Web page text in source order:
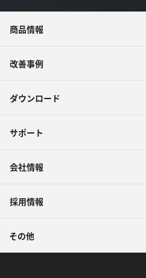
商品情報
改善事例
ダウンロード
サポート
会社情報
採用情報
その他